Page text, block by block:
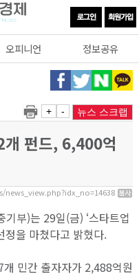
오피니언 정보공유
+ - 뉴스 스크랩
개 펀드, 6,400억
부)는 29일(금) ‘스타트업
정을 마쳤다고 밝혔다.
개 민간 출자자가 2,488억원